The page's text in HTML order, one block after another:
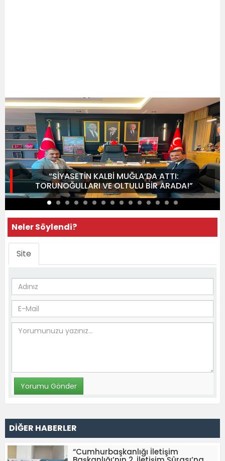
“SİYASETİN KALBİ MUĞLA’DA ATTI:
TORUNOĞULLARI VE OLTULU BİR ARADA!”
Neler Söylendi?
Site
DİĞER HABERLER
“Cumhurbaşkanlığı İletişim